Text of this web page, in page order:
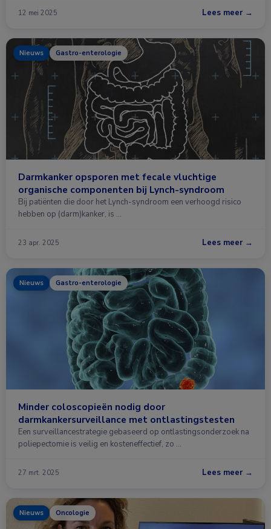
12 mei 2025 Lees meer →
Nieuws Gastro-enterologie
Darmkanker opsporen met fecale vluchtige
organische componenten bij Lynch-syndroom
Bij patiënten die door het Lynch-syndroom een verhoogd risico
hebben op (darm)kanker, is …
23 apr. 2025 Lees meer →
Nieuws Gastro-enterologie
Minder coloscopieën nodig door
darmkankersurveillance met ontlastingstesten
Een surveillancestrategie gebaseerd op ontlastingsonderzoek na
poliepectomie is veilig en kosteneffectief, zo …
27 mrt. 2025 Lees meer →
Nieuws Oncologie